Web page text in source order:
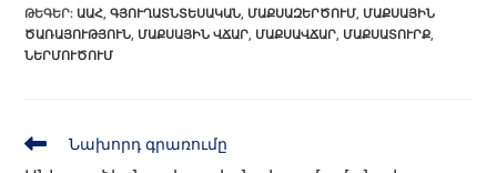
ԹԵԳԵՐ: ԱԱՀ, ԳՅՈՒՂԱՏՆՏԵՍԱԿԱՆ, ՄԱՔՍԱԶԵՐԾՈՒՄ, ՄԱՔՍԱՅԻՆ
ԾԱՌԱՅՈՒԹՅՈՒՆ, ՄԱՔՍԱՅԻՆ ՎՃԱՐ, ՄԱՔՍԱՎՃԱՐ, ՄԱՔՍԱՏՈՒՐՔ,
ՆԵՐՄՈՒԾՈՒՄ
Նախորդ գրառումը